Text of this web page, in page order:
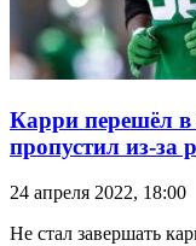
Карри перешёл
пропустил из-за
24 апреля 2022, 18:00
Не стал завершать